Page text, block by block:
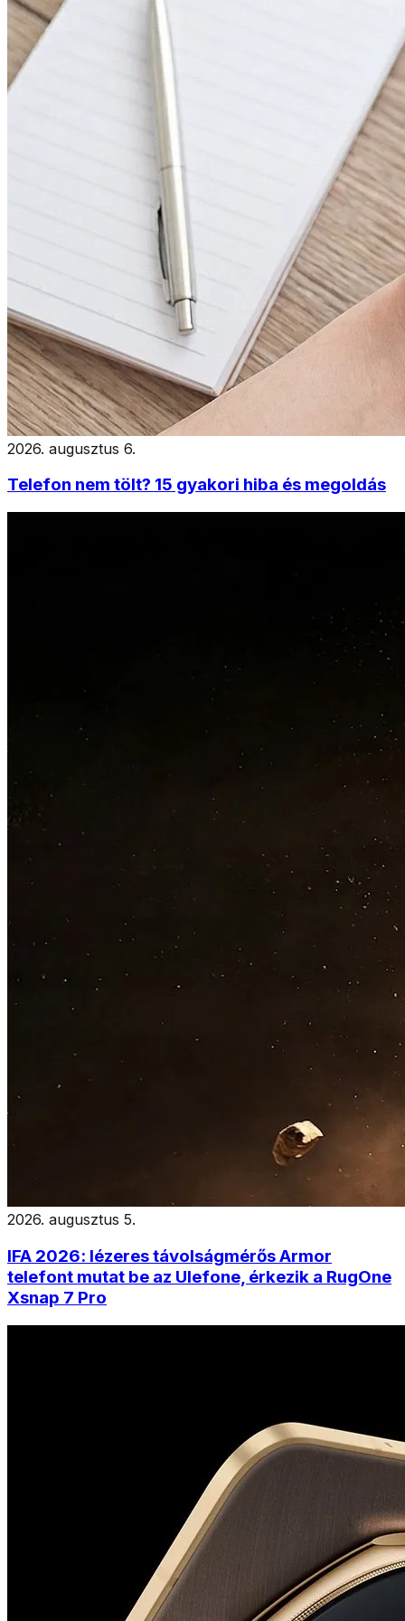
2026. augusztus 6.
Telefon nem tölt? 15 gyakori hiba és megoldás
2026. augusztus 5.
IFA 2026: lézeres távolságmérős Armor
telefont mutat be az Ulefone, érkezik a RugOne
Xsnap 7 Pro